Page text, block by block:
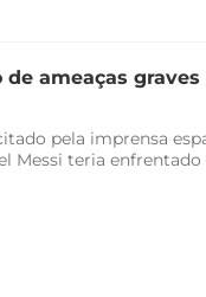
ameaças
pela imprensa
Messi teria enfrentado